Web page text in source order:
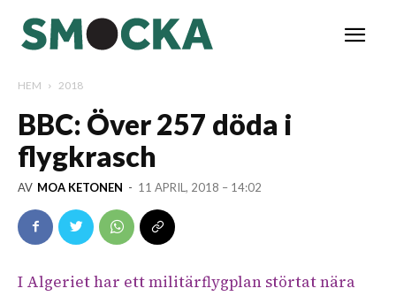
HEM 2018
BBC: Över 257 döda i
flygkrasch
AV MOA KETONEN - 11 APRIL, 2018 – 14:02
I Algeriet har ett militärflygplan störtat nära